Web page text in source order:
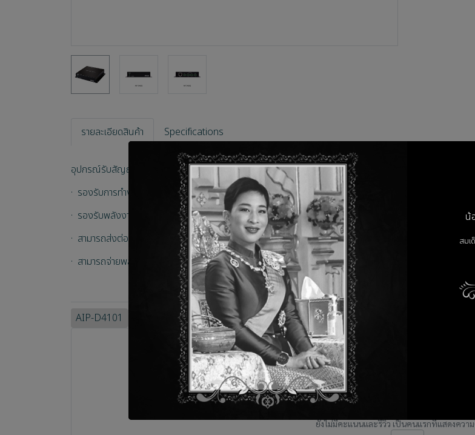
รายละเอียดสินค้า Specifications
อุปกรณ์รับสัญญาณเสียงดิจิทัลผ่านระบบ Dante และแปลงเป็นสัญญาณเสียงอนาล็อก (Dante Audio
· รองรับการทำงานร่วมกับเครือข่ายเสียง Dante และ AES67 ที่มีอยู่เดิม
· รองรับพลังงาน phantom (5V หรือ 48V) แบบเลือกได้บนทุกช่องสัญญาณสำหรับ ADC
· สามารถส่งต่อสัญญาณเสียงไปยังอุปกรณ์ภายนอกอื่น ๆ ในเครือข่าย Dante ได้อย่างง่ายดาย
· สามารถจ่ายพลังงานโดยตรงผ่าน PoE เมื่อเชื่อมต่อกับสวิตช์ Gigabit Ethernet ที่รองรับ PoE (มาตรฐาน
AIP-D4101 อุปกรณ์แปลงสัญญาณเสียงอนาล็อกเป็นดิจิทัล
คะแนนและรีวิวสินค้า
ยังไม่มีคะแนนและรีวิว เป็นคนแรกที่แสดงควา
น้
สมเ